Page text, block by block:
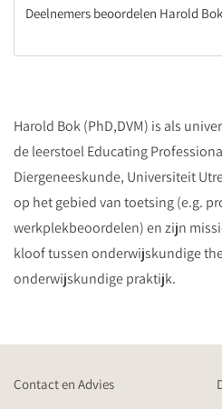
Deelnemers beoordelen Harold
Harold Bok (PhD,DVM) is als
de leerstoel Educating
Diergeneeskunde, Universiteit
op het gebied van toetsing (e.g.
werkplekbeoordelen) en zijn
kloof tussen onderwijskundige
onderwijskundige praktijk.
Contact en Advies